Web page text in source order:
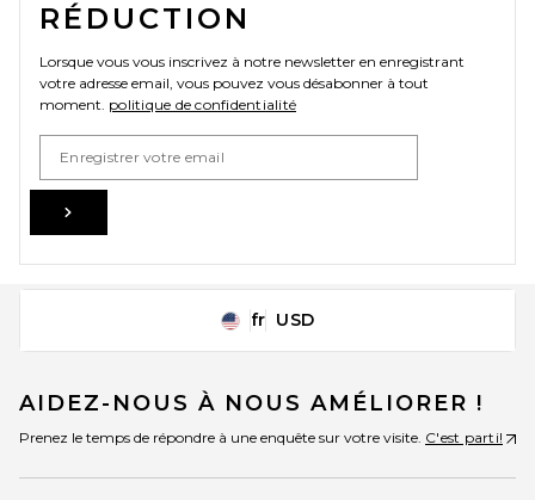
RÉDUCTION
Lorsque vous vous inscrivez à notre newsletter en enregistrant
votre adresse email, vous pouvez vous désabonner à tout
moment. politique de confidentialité
Change Country Regions
fr USD
AIDEZ-NOUS À NOUS AMÉLIORER !
Prenez le temps de répondre à une enquête sur votre visite. C'est parti!